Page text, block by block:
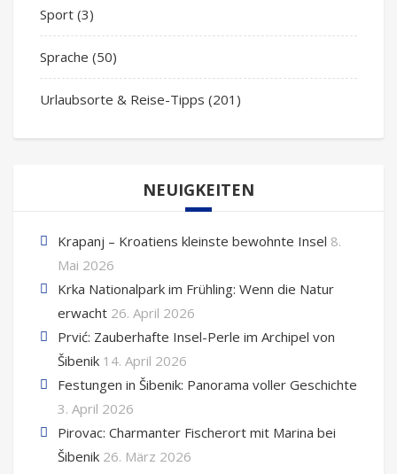
Sport (3)
Sprache (50)
Urlaubsorte & Reise-Tipps (201)
NEUIGKEITEN
Krapanj – Kroatiens kleinste bewohnte Insel 8.
Mai 2026
Krka Nationalpark im Frühling: Wenn die Natur
erwacht 26. April 2026
Prvić: Zauberhafte Insel-Perle im Archipel von
Šibenik 14. April 2026
Festungen in Šibenik: Panorama voller Geschichte
3. April 2026
Pirovac: Charmanter Fischerort mit Marina bei
Šibenik 26. März 2026